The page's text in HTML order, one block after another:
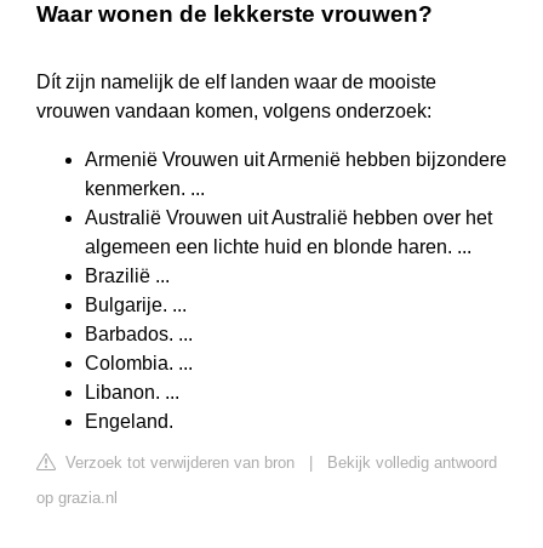
Waar wonen de lekkerste vrouwen?
Dít zijn namelijk de elf landen waar de mooiste
vrouwen vandaan komen, volgens onderzoek:
Armenië Vrouwen uit Armenië hebben bijzondere
kenmerken. ...
Australië Vrouwen uit Australië hebben over het
algemeen een lichte huid en blonde haren. ...
Brazilië ...
Bulgarije. ...
Barbados. ...
Colombia. ...
Libanon. ...
Engeland.
Verzoek tot verwijderen van bron
Bekijk volledig antwoord
op grazia.nl